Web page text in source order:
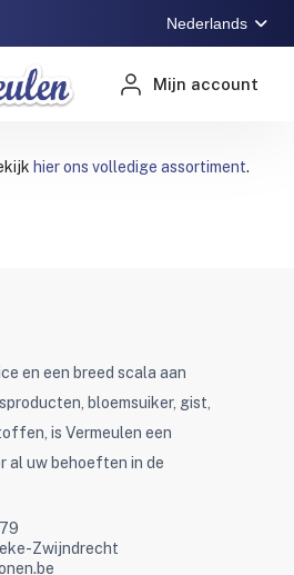
Nederlands
Mijn account
hier ons volledige assortiment.
en een breed scala aan
bloemsuiker, gist,
is Vermeulen een
al uw behoeften in de
Zwijndrecht